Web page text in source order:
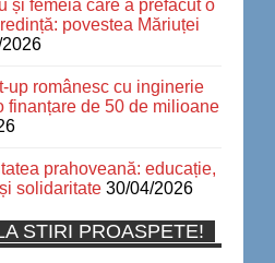
și femeia care a prefăcut o
povestea Măriuței
up românesc cu inginerie
finanțare de 50 de milioane
prahoveană: educație,
solidaritate 30/04/2026
STIRI PROASPETE!